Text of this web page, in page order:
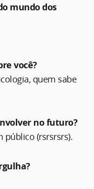
mundo dos
você?
quem sabe
no futuro?
público (rsrsrsrs).